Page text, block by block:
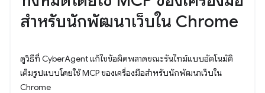
สำหรับนักพัฒนาเว็บใน Chrome
ดูวิธีที่ CyberAgent แก้ไขข้อผิดพลาดขณะรันไทม์แบบอัตโนมัติ
เต็มรูปแบบโดยใช้ MCP ของเครื่องมือสำหรับนักพัฒนาเว็บใน
Chrome